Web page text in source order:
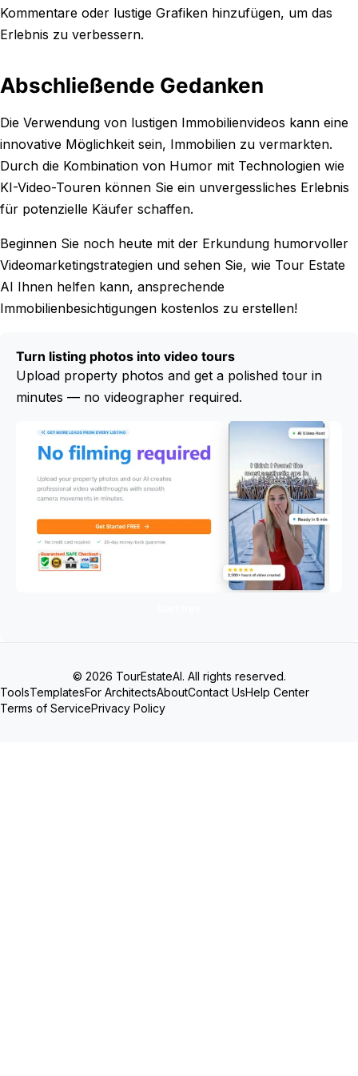
Kommentare oder lustige Grafiken hinzufügen, um das
Erlebnis zu verbessern.
Abschließende Gedanken
Die Verwendung von lustigen Immobilienvideos kann eine
innovative Möglichkeit sein, Immobilien zu vermarkten.
Durch die Kombination von Humor mit Technologien wie
KI-Video-Touren können Sie ein unvergessliches Erlebnis
für potenzielle Käufer schaffen.
Beginnen Sie noch heute mit der Erkundung humorvoller
Videomarketingstrategien und sehen Sie, wie Tour Estate
AI Ihnen helfen kann, ansprechende
Immobilienbesichtigungen kostenlos zu erstellen!
Turn listing photos into video tours
Upload property photos and get a polished tour in
minutes — no videographer required.
© 2026 TourEstateAI. All rights reserved.
ToolsTemplatesFor ArchitectsAboutContact UsHelp Center
Terms of ServicePrivacy Policy